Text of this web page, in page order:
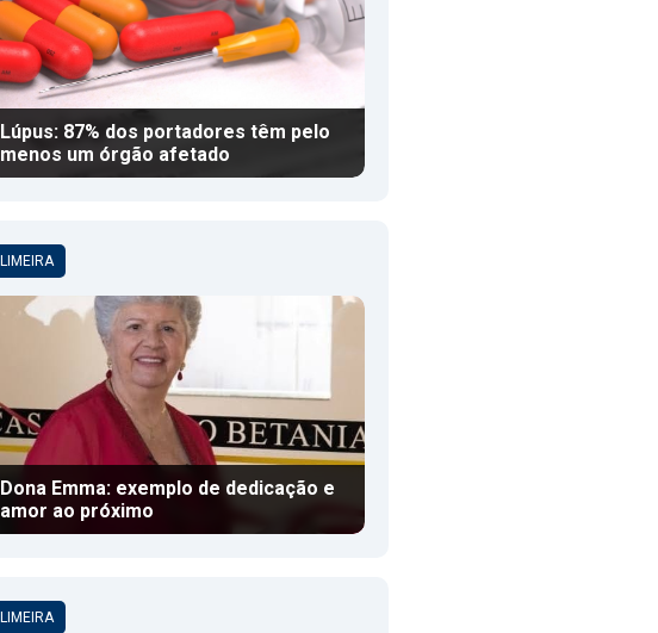
Lúpus: 87% dos portadores têm pelo
menos um órgão afetado
LIMEIRA
Dona Emma: exemplo de dedicação e
amor ao próximo
LIMEIRA